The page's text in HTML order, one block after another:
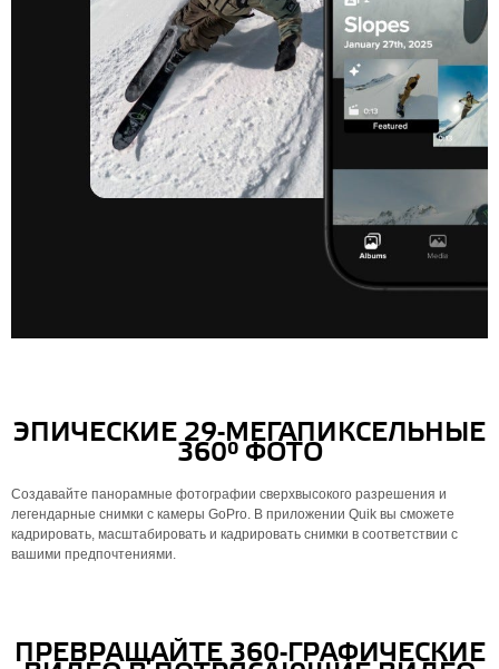
ЭПИЧЕСКИЕ 29-МЕГАПИКСЕЛЬНЫЕ
360° ФОТО
Создавайте панорамные фотографии сверхвысокого разрешения и
легендарные снимки с камеры GoPro. В приложении Quik вы сможете
кадрировать, масштабировать и кадрировать снимки в соответствии с
вашими предпочтениями.
ПРЕВРАЩАЙТЕ 360-ГРАФИЧЕСКИЕ